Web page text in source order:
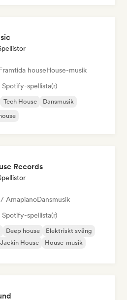
houseHouse-musik
spellista(r)
Tech House
Dansmusik
Records
AmapianoDansmusik
spellista(r)
Deep house
Elektriskt sväng
House
House-musik